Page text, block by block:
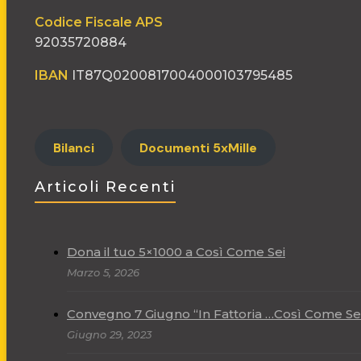
Codice Fiscale APS
92035720884
IBAN IT87Q0200817004000103795485
Bilanci Documenti 5xMille
Articoli Recenti
Dona il tuo 5×1000 a Così Come Sei
Marzo 5, 2026
Convegno 7 Giugno “In Fattoria …Così Come
Giugno 29, 2023